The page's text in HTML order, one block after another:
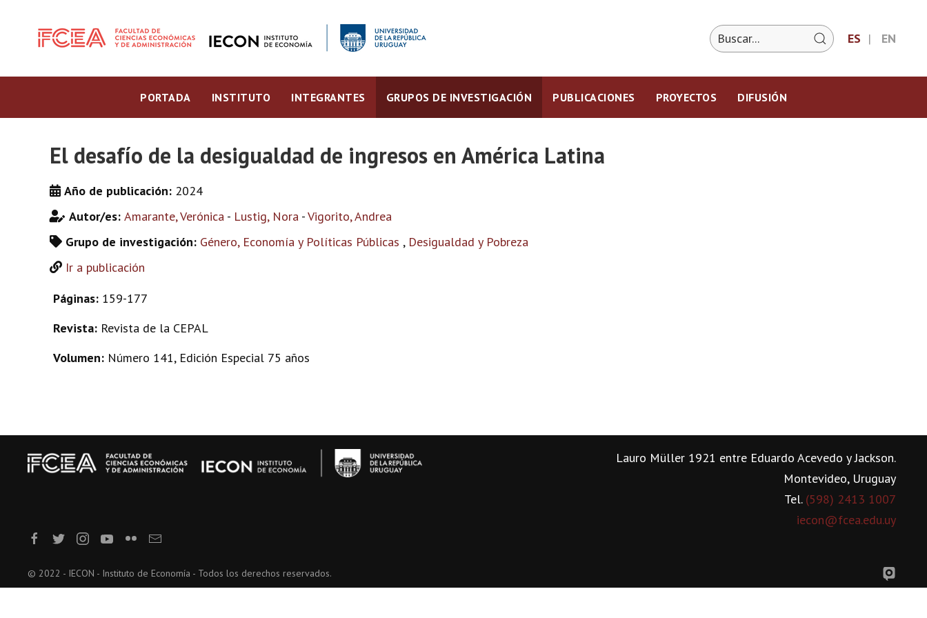
ES EN
PORTADA INSTITUTO INTEGRANTES GRUPOS DE INVESTIGACIÓN PUBLICACIONES PROYECTOS DIFUSIÓN
El desafío de la desigualdad de ingresos en América Latina
Año de publicación: 2024
Autor/es: Amarante, Verónica - Lustig, Nora -Vigorito, Andrea
Grupo de investigación: Género, Economía y Políticas Públicas , Desigualdad y Pobreza
Ir a publicación
Páginas: 159-177
Revista: Revista de la CEPAL
Volumen: Número 141, Edición Especial 75 años
Lauro Müller 1921 entre Eduardo Acevedo y Jackson.
Montevideo, Uruguay
Tel. (598) 2413 1007
iecon@fcea.edu.uy
© 2022 - IECON - Instituto de Economía - Todos los derechos reservados.